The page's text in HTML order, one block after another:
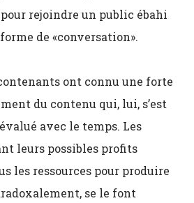
rejoindre un public ébahi
de «conversation».
ont connu une forte
du contenu qui, lui, s’est
avec le temps. Les
leurs possibles profits
les ressources pour produire
se le font